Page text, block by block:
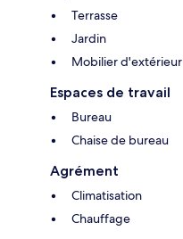
Terrasse
Jardin
Mobilier d'extérieur
Espaces de travail
Bureau
Chaise de bureau
Agrément
Climatisation
Chauffage